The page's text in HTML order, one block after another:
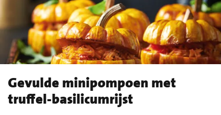
Gevulde minipompoen met
truffel-basilicumrijst